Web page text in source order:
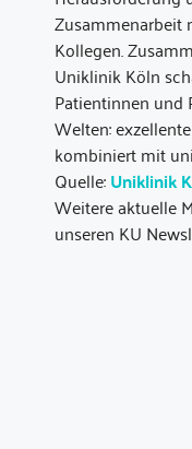
Zusammenarbeit
Kollegen.
Uniklinik Köln
Patientinnen und
Welten:
kombiniert mit
Quelle:Uniklinik
Weitere aktuelle
unseren KU